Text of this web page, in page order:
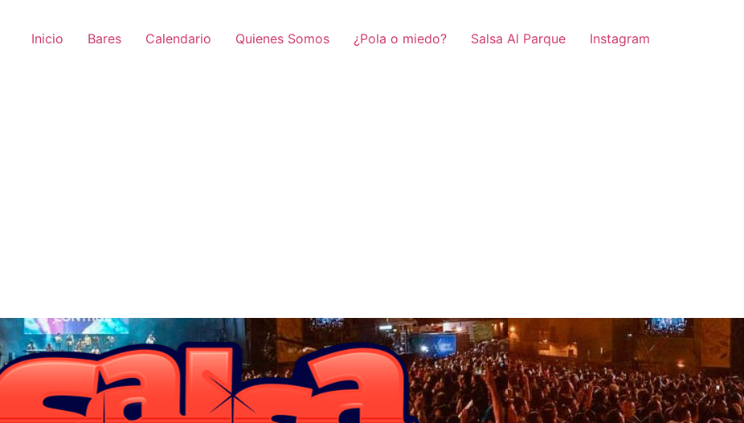
Inicio Bares Calendario Quienes Somos ¿Pola o miedo? Salsa Al Parque Instagram